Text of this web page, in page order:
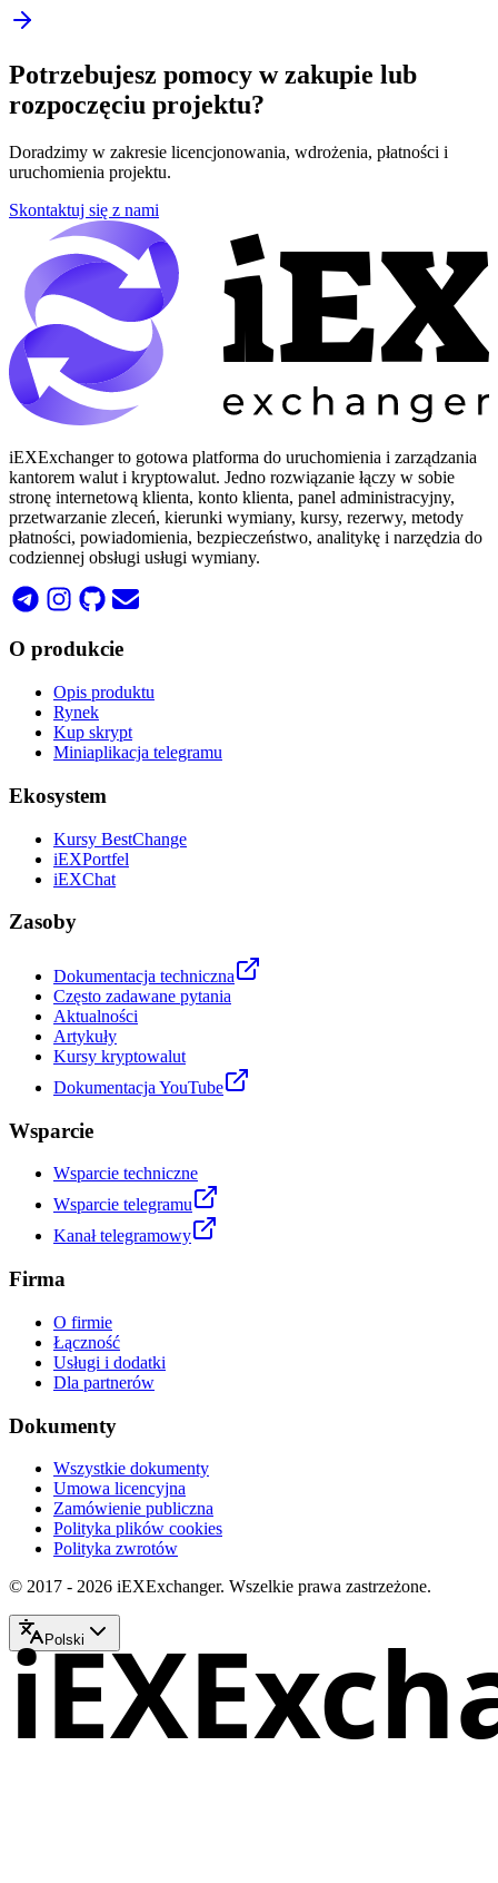
Potrzebujesz pomocy w zakupie lub
rozpoczęciu projektu?
Doradzimy w zakresie licencjonowania, wdrożenia, płatności i
uruchomienia projektu.
Skontaktuj się z nami
iEXExchanger to gotowa platforma do uruchomienia i zarządzania
kantorem walut i kryptowalut. Jedno rozwiązanie łączy w sobie
stronę internetową klienta, konto klienta, panel administracyjny,
przetwarzanie zleceń, kierunki wymiany, kursy, rezerwy, metody
płatności, powiadomienia, bezpieczeństwo, analitykę i narzędzia do
codziennej obsługi usługi wymiany.
O produkcie
Opis produktu
Rynek
Kup skrypt
Miniaplikacja telegramu
Ekosystem
Kursy BestChange
iEXPortfel
iEXChat
Zasoby
Dokumentacja techniczna
Często zadawane pytania
Aktualności
Artykuły
Kursy kryptowalut
Dokumentacja YouTube
Wsparcie
Wsparcie techniczne
Wsparcie telegramu
Kanał telegramowy
Firma
O firmie
Łączność
Usługi i dodatki
Dla partnerów
Dokumenty
Wszystkie dokumenty
Umowa licencyjna
Zamówienie publiczna
Polityka plików cookies
Polityka zwrotów
© 2017 - 2026 iEXExchanger. Wszelkie prawa zastrzeżone.
Polski